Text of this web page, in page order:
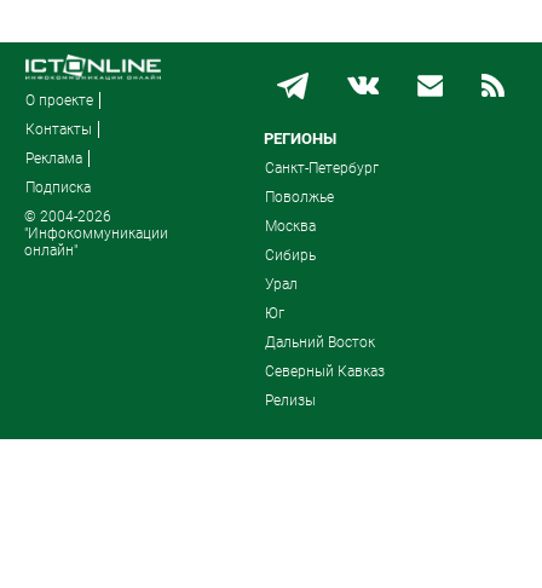
О проекте
Контакты
Реклама
Подписка
© 2004-2026
"Инфокоммуникации
онлайн"
РЕГИОНЫ
Санкт-Петербург
Поволжье
Москва
Сибирь
Урал
Юг
Дальний Восток
Северный Кавказ
Релизы